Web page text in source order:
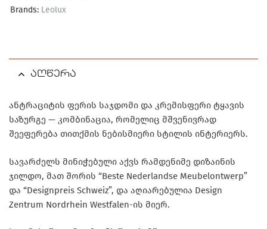
Brands: Leolux
აღწერა
ანტრაციტის ფერის საჯდომი და კრემისფერი ტყავის
საზურგე — კომბინაცია, რომელიც მშვენივრად
შეეფერება თითქმის ნებისმიერი სტილის ინტერიერს.
სავარძელს მინიჭებული აქვს რამდენიმე დიზაინის
ჯილდო, მათ შორის “Beste Nederlandse Meubelontwerp”
და “Designpreis Schweiz”, და აღიარებულია Design
Zentrum Nordrhein Westfalen-ის მიერ.